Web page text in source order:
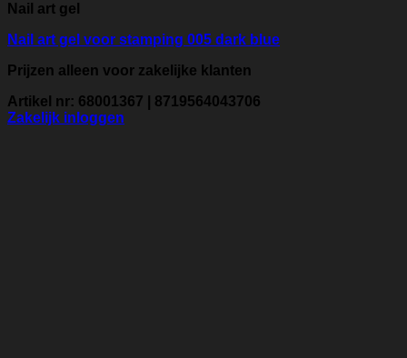
Nail art gel
Nail art gel voor stamping 005 dark blue
Prijzen alleen voor zakelijke klanten
Artikel nr: 68001367 | 8719564043706
Zakelijk inloggen